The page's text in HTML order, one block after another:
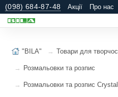
(098) 684-87-48 Акції Про нас
"BILA" Товари для
Розмальовки та розпис
Розмальовки та розпис